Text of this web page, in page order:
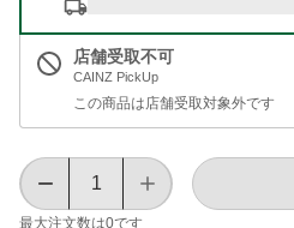
店舗受取不可
CAINZ PickUp
この商品は店舗受取対象外です
最大注文数は0です